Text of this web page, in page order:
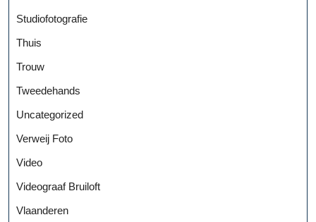
Studiofotografie
Thuis
Trouw
Tweedehands
Uncategorized
Verweij Foto
Video
Videograaf Bruiloft
Vlaanderen